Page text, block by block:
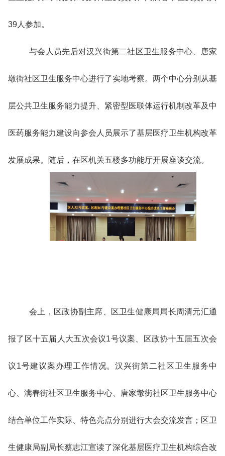
39人参加。
与会人员先后对汉兴街第二社区卫生服务中心、唐家
墩街社区卫生服务中心进行了实地考察。两个中心分别从基
层公共卫生服务能力提升、紧密型医联体运行机制改革及中
医药服务能力建设向参会人员展示了基层医疗卫生机构改革
发展成果。随后，在区机关五楼多功能厅开展座谈交流。
会上，区政协副主席、区卫生健康局局长周清元汇通
报了区十五届人大五次会议1号议案、区政协十五届五次会
议1号建议案办理工作情况。汉兴街第二社区卫生服务中
心、满春街社区卫生服务中心、唐家墩街社区卫生服务中心
结合单位工作实际、特色亮点分别进行大会交流发言；区卫
生健康局副局长蔡志江宣读了深化基层医疗卫生机构综合改